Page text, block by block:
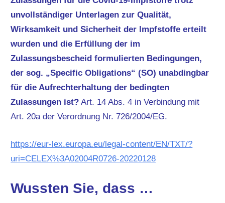
unvollständiger Unterlagen zur Qualität,
Wirksamkeit und Sicherheit der Impfstoffe erteilt
wurden und die Erfüllung der im
Zulassungsbescheid formulierten Bedingungen,
der sog. „Specific Obligations“ (SO) unabdingbar
für die Aufrechterhaltung der bedingten
Zulassungen ist? Art. 14 Abs. 4 in Verbindung mit
Art. 20a der Verordnung Nr. 726/2004/EG.
https://eur-lex.europa.eu/legal-content/EN/TXT/?
uri=CELEX%3A02004R0726-20220128
Wussten Sie, dass …